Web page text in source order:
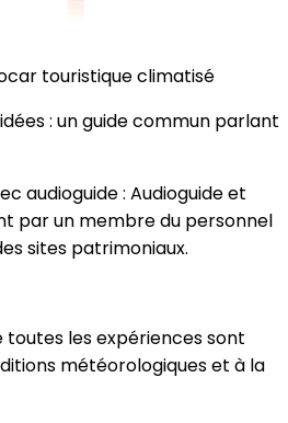
touristique climatisé
: un guide commun parlant
audioguide : Audioguide et
par un membre du personnel
sites patrimoniaux.
toutes les expériences sont
météorologiques et à la